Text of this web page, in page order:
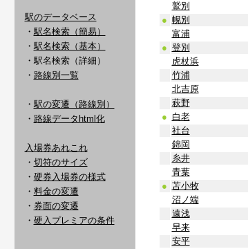
駅のデータベース
・ 駅名検索（簡易）
・ 駅名検索（基本）
・駅名検索（詳細）
・ 路線別一覧
・ 駅の変遷（路線別）
・ 路線データhtml化
入場券あれこれ
・ 切符のサイズ
・ 硬券入場券の様式
・ 料金の変遷
・ 券面の変遷
・ 硬入プレミアの条件
鷲別
● 幌別
富浦
● 登別
虎杖浜
竹浦
北吉原
萩野
● 白老
社台
錦岡
糸井
青葉
● 苫小牧
沼ノ端
遠浅
早来
安平